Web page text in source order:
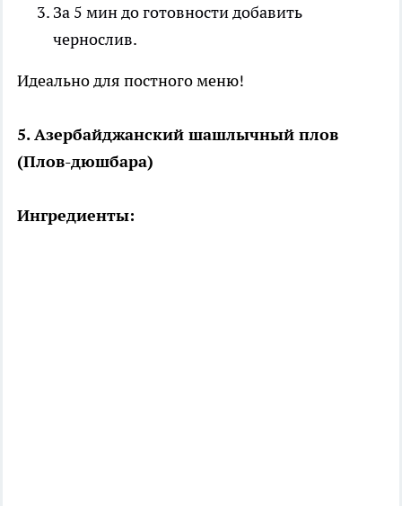
За 5 мин до готовности добавить
чернослив.
Идеально для постного меню!
5. Азербайджанский шашлычный плов
(Плов-дюшбара)
Ингредиенты: